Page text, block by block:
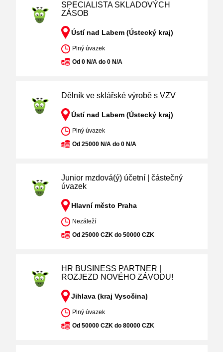
SPECIALISTA SKLADOVÝCH
ZÁSOB
Ústí nad Labem (Ústecký kraj)
Plný úvazek
Od 0 N/A do 0 N/A
Dělník ve sklářské výrobě s VZV
Ústí nad Labem (Ústecký kraj)
Plný úvazek
Od 25000 N/A do 0 N/A
Junior mzdová(ý) účetní | částečný
úvazek
Hlavní město Praha
Nezáleží
Od 25000 CZK do 50000 CZK
HR BUSINESS PARTNER |
ROZJEZD NOVÉHO ZÁVODU!
Jihlava (kraj Vysočina)
Plný úvazek
Od 50000 CZK do 80000 CZK